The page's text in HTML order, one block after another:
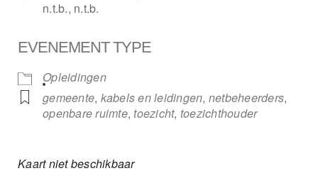
n.t.b., n.t.b.
EVENEMENT TYPE
Opleidingen
gemeente, kabels en leidingen, netbeheerders,
openbare ruimte, toezicht, toezichthouder
Kaart niet beschikbaar